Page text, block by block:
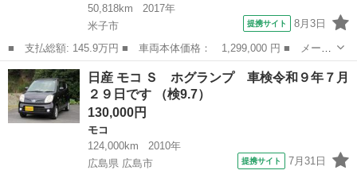
50,818km
2017年
米子市
提携サイト 8月3日
■ 支払総額: 145.9万円 ■ 車両本体価格： 1,299,000 円 ■ メーカ
ー名： 日産 ■ 車種名： セレナ ■ グレード名： ＨＳ☆☆９型
ナビ☆後席Ｍ☆全周カメラ☆Ｗ電動ドア☆試乗ＯＫ☆ 禁煙車☆純正
９インチ...
鳥取 米子市 セレナ
日産 モコ Ｓ ホグランプ 車検令和９年７月
２９日です （検9.7）
130,000円
モコ
124,000km
2010年
広島県 広島市
提携サイト 7月31日